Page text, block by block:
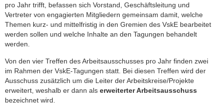
pro Jahr trifft, befassen sich Vorstand, Geschäftsleitung und
Vertreter von engagierten Mitgliedern gemeinsam damit, welche
Themen kurz- und mittelfristig in den Gremien des VskE bearbeitet
werden sollen und welche Inhalte an den Tagungen behandelt
werden.
Von den vier Treffen des Arbeitsausschusses pro Jahr finden zwei
im Rahmen der VskE-Tagungen statt. Bei diesen Treffen wird der
Ausschuss zusätzlich um die Leiter der Arbeitskreise/Projekte
erweitert, weshalb er dann als erweiterter Arbeitsausschuss
bezeichnet wird.